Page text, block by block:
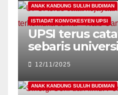
SEMANGAT
MAHASISWI
ANAK KANDUNG SULUH BUDIMAN
ISTIADAT KONVOKESYEN UPSI
UPSI terus
sebaris
dunia – Naib
12/11/2025
ANAK KANDUNG SULUH BUDIMAN